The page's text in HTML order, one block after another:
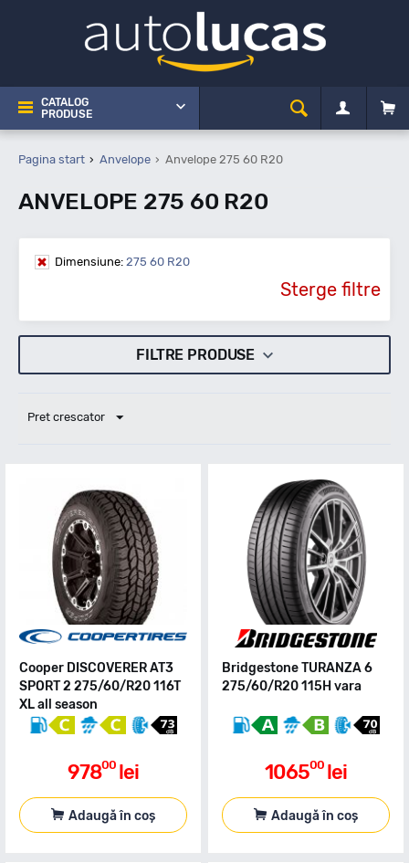
CATALOG
PRODUSE
Pagina start Anvelope Anvelope 275 60 R20
ANVELOPE 275 60 R20
Dimensiune: 275 60 R20
Sterge filtre
FILTRE PRODUSE
Pret crescator
Cooper DISCOVERER AT3
SPORT 2 275/60/R20 116T
XL all season
97800 lei
Adaugă în coș
Bridgestone TURANZA 6
275/60/R20 115H vara
106500 lei
Adaugă în coș